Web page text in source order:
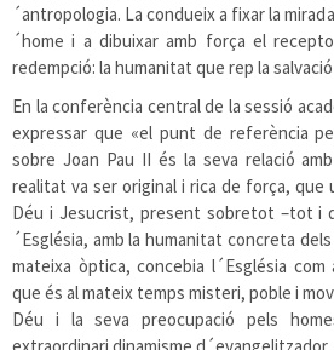
´antropologia. La condueix a fixar la
´home i a dibuixar amb força el
redempció: la humanitat que rep la
En la conferència central de la sessió
expressar que «el punt de referència
sobre Joan Pau II és la seva relació
realitat va ser original i rica de força, que
Déu i Jesucrist, present sobretot –tot i
´Església, amb la humanitat concreta
mateixa òptica, concebia l´Església
que és al mateix temps misteri, poble i
Déu i la seva preocupació pels
extraordinari dinamisme